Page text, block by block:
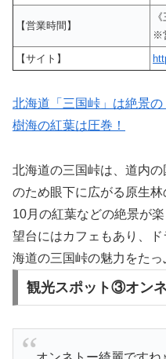
【営業時間】
※
【サイト】
北海道「三国峠」は絶景
樹海の紅葉は圧巻！
北海道の三国峠は、道内
のため眼下に広がる原生
10月の紅葉などの絶景が
望台にはカフェもあり、
海道の三国峠の魅力をたっ
観光スポット③オン